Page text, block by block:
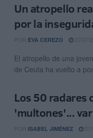
Un atropello
por la
POR EVA CEREZO 27/07/
El atropello de una
de Ceuta ha vuelto a
Los 50 radares
'multones'...
POR ISABEL JIMÉNEZ